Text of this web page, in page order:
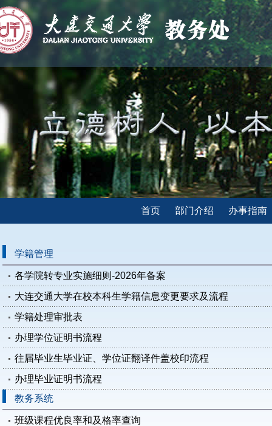
首页 部门介绍 办事指南
学籍管理
各学院转专业实施细则-2026年备案
大连交通大学在校本科生学籍信息变更要求及流程
学籍处理审批表
办理学位证明书流程
往届毕业生毕业证、学位证翻译件盖校印流程
办理毕业证明书流程
教务系统
班级课程优良率和及格率查询